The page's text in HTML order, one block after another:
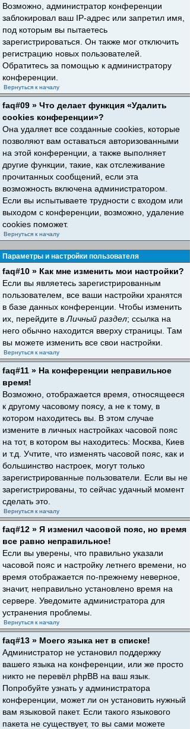
Возможно, администратор конференции
заблокировал ваш IP-адрес или запретил имя,
под которым вы пытаетесь
зарегистрироваться. Он также мог отключить
регистрацию новых пользователей.
Обратитесь за помощью к администратору
конференции.
Вернуться к началу
faq#09 » Что делает функция «Удалить
cookies конференции»?
Она удаляет все созданные cookies, которые
позволяют вам оставаться авторизованными
на этой конференции, а также выполняет
другие функции, такие, как отслеживание
прочитанных сообщений, если эта
возможность включена администратором.
Если вы испытываете трудности с входом или
выходом с конференции, возможно, удаление
cookies поможет.
Вернуться к началу
Параметры и настройки пользователя
faq#10 » Как мне изменить мои настройки?
Если вы являетесь зарегистрированным
пользователем, все ваши настройки хранятся
в базе данных конференции. Чтобы изменить
их, перейдите в Личный раздел; ссылка на
него обычно находится вверху страницы. Там
вы можете изменить все свои настройки.
Вернуться к началу
faq#11 » На конференции неправильное
время!
Возможно, отображается время, относящееся
к другому часовому поясу, а не к тому, в
котором находитесь вы. В этом случае
измените в личных настройках часовой пояс
на тот, в котором вы находитесь: Москва, Киев
и т.д. Учтите, что изменять часовой пояс, как и
большинство настроек, могут только
зарегистрированные пользователи. Если вы не
зарегистрированы, то сейчас удачный момент
сделать это.
Вернуться к началу
faq#12 » Я изменил часовой пояс, но время
все равно неправильное!
Если вы уверены, что правильно указали
часовой пояс и настройку летнего времени, но
время отображается по-прежнему неверное,
значит, неправильно установлено время на
сервере. Уведомите администратора для
устранения проблемы.
Вернуться к началу
faq#13 » Моего языка нет в списке!
Администратор не установил поддержку
вашего языка на конференции, или же просто
никто не перевёл phpBB на ваш язык.
Попробуйте узнать у администратора
конференции, может ли он установить нужный
вам языковой пакет. Если такого языкового
пакета не существует, то вы сами можете